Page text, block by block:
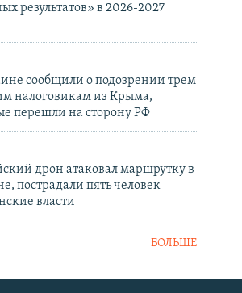
результатов» в 2026-2027
сообщили о подозрении трем
налоговикам из Крыма,
перешли на сторону РФ
дрон атаковал маршрутку в
пострадали пять человек –
власти
БОЛЬШЕ